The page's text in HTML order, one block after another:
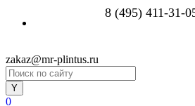
8 (495) 411-31-
zakaz@mr-plintus.ru
0